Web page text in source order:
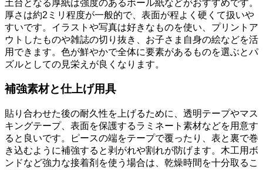
土台となる厚紙は強度のあるボール紙などがおすすめです。
厚さは約2ミリ程度が一般的で、表面が程よく硬くて扱いや
すいです。イラストや写真は好きなものを使い、プリントア
ウトしたものや雑誌の切り抜き、お子さま自身の絵などを活
用できます。色が鮮やかで全体に要素があるものを選ぶとパ
ズルとしての見栄えが良くなります。
補強素材と仕上げ用具
貼り合わせた後の耐久性を上げるために、透明テープやマス
キングテープ、表面を保護するラミネート素材などを用意す
ると良いです。ピースの端をテープで覆ったり、表と裏で巻
き込むように補強すると剥がれや割れが防げます。木工用ボ
ンドなど強力な接着剤を使う場合は、乾燥時間を十分取るこ